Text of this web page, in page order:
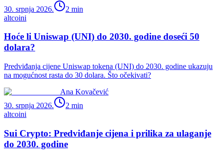
30. srpnja 2026.
2 min
altcoini
Hoće li Uniswap (UNI) do 2030. godine doseći 50
dolara?
Predviđanja cijene Uniswap tokena (UNI) do 2030. godine ukazuju
na mogućnost rasta do 30 dolara. Što očekivati?
Ana Kovačević
30. srpnja 2026.
2 min
altcoini
Sui Crypto: Predviđanje cijena i prilika za ulaganje
do 2030. godine